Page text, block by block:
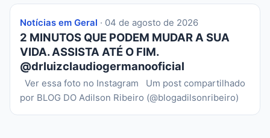
Notícias em Geral · 04 de agosto de 2026
2 MINUTOS QUE PODEM MUDAR A SUA
VIDA. ASSISTA ATÉ O FIM.
@drluizclaudiogermanooficial
Ver essa foto no Instagram Um post compartilhado
por BLOG DO Adilson Ribeiro (@blogadilsonribeiro)